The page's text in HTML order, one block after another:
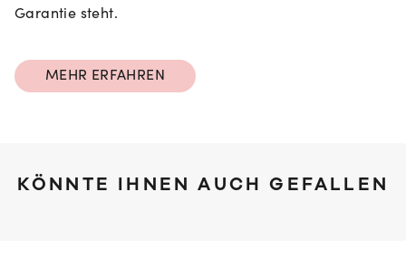
Garantie steht.
MEHR ERFAHREN
KÖNNTE IHNEN AUCH GEFALLEN